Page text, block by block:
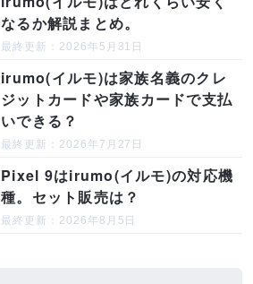
なるか解説まとめ。
最終更新：2026年5月31日
irumo(イルモ)は家族名義のクレ
ジットカードや家族カードで支払
いできる？
最終更新：2026年7月27日
Pixel 9はirumo(イルモ)の対応機
種。セット販売は？
最終更新：2026年8月5日